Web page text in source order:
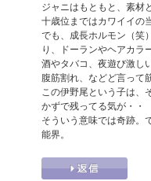
ジャニはもともと、素材
十歳位まではカワイイの
でも、成長ホルモン（笑
り、ドーランやヘアカラ
酒やタバコ、夜遊び激し
腹筋割れ、などど言って
この伊野尾という子は、
かずで残ってる気が・・
そういう意味では奇跡。
能界。